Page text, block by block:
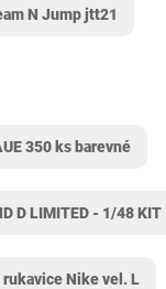
N Jump jtt21
350 ks barevné
D LIMITED - 1/48 KIT
Nike vel. L